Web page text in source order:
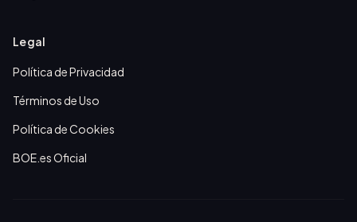
Legal
Política de Privacidad
Términos de Uso
Política de Cookies
BOE.es Oficial